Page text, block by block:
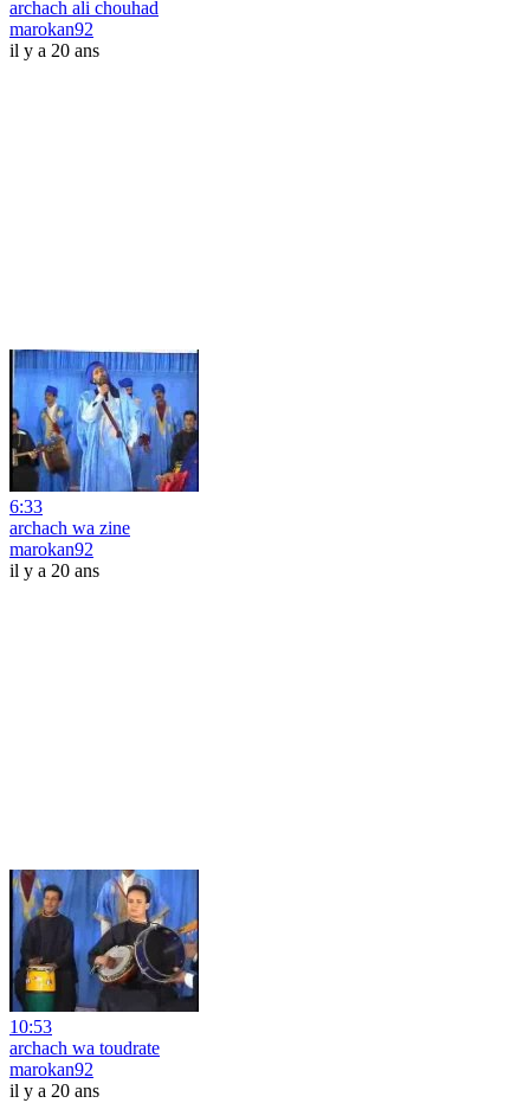
archach ali chouhad
marokan92
il y a 20 ans
6:33
archach wa zine
marokan92
il y a 20 ans
10:53
archach wa toudrate
marokan92
il y a 20 ans